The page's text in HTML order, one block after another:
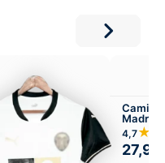
Madrid
Versión
4,7
27,99